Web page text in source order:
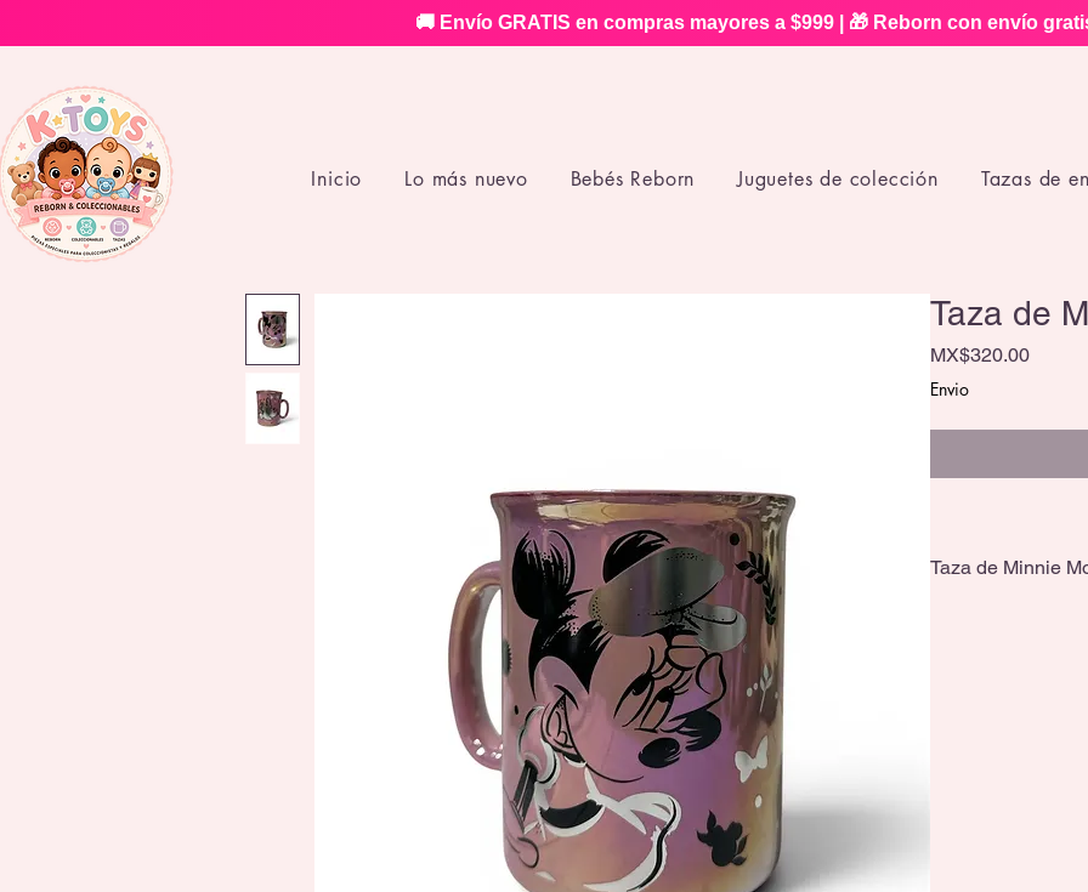
🚚 Envío GRATIS en compras mayores a $999 | 🎁 Reborn con envío
Inicio Lo más nuevo Bebés Reborn Juguetes de colección Tazas de
Taza de
MX$320.00Price
Envio
Taza de Minnie